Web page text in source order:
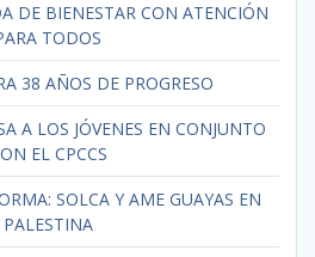
DE BIENESTAR CON ATENCIÓN
TODOS
38 AÑOS DE PROGRESO
A LOS JÓVENES EN CONJUNTO
EL CPCCS
SOLCA Y AME GUAYAS EN
PALESTINA